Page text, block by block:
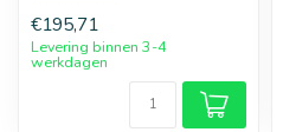
€195,71
Levering binnen 3-4
werkdagen